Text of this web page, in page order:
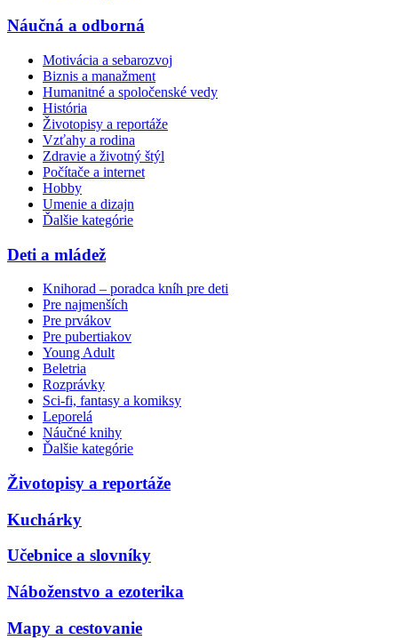
Náučná a odborná
Motivácia a sebarozvoj
Biznis a manažment
Humanitné a spoločenské vedy
História
Životopisy a reportáže
Vzťahy a rodina
Zdravie a životný štýl
Počítače a internet
Hobby
Umenie a dizajn
Ďalšie kategórie
Deti a mládež
Knihorad – poradca kníh pre deti
Pre najmenších
Pre prvákov
Pre pubertiakov
Young Adult
Beletria
Rozprávky
Sci-fi, fantasy a komiksy
Leporelá
Náučné knihy
Ďalšie kategórie
Životopisy a reportáže
Kuchárky
Učebnice a slovníky
Náboženstvo a ezoterika
Mapy a cestovanie